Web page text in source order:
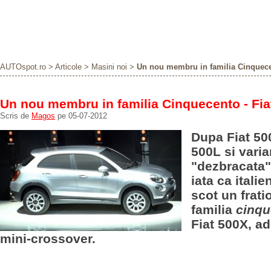
AUTOspot.ro > Articole > Masini noi > Un nou membru in familia
Un nou membru in familia Cinquecento -
Scris de Magos pe 05-07-2012
Dupa Fiat
500L si
iata ca
scot un
familia
Fiat 500X,
mini-crossover.